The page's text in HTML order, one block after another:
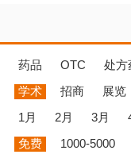
药品 OTC 处方
学术 招商 展览
1月 2月 3月
免费 1000-5000